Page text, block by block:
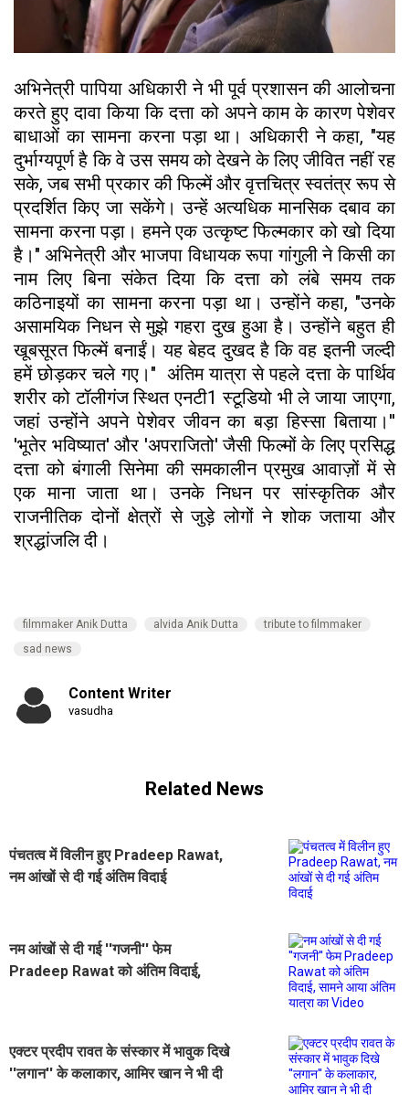
अभिनेत्री पापिया अधिकारी ने भी पूर्व प्रशासन की आलोचना
करते हुए दावा किया कि दत्ता को अपने काम के कारण पेशेवर
बाधाओं का सामना करना पड़ा था। अधिकारी ने कहा, "यह
दुर्भाग्यपूर्ण है कि वे उस समय को देखने के लिए जीवित नहीं रह
सके, जब सभी प्रकार की फिल्में और वृत्तचित्र स्वतंत्र रूप से
प्रदर्शित किए जा सकेंगे। उन्हें अत्यधिक मानसिक दबाव का
सामना करना पड़ा। हमने एक उत्कृष्ट फिल्मकार को खो दिया
है।" अभिनेत्री और भाजपा विधायक रूपा गांगुली ने किसी का
नाम लिए बिना संकेत दिया कि दत्ता को लंबे समय तक
कठिनाइयों का सामना करना पड़ा था। उन्होंने कहा, "उनके
असामयिक निधन से मुझे गहरा दुख हुआ है। उन्होंने बहुत ही
खूबसूरत फिल्में बनाईं। यह बेहद दुखद है कि वह इतनी जल्दी
हमें छोड़कर चले गए।" अंतिम यात्रा से पहले दत्ता के पार्थिव
शरीर को टॉलीगंज स्थित एनटी1 स्टूडियो भी ले जाया जाएगा,
जहां उन्होंने अपने पेशेवर जीवन का बड़ा हिस्सा बिताया।''
'भूतेर भविष्यात' और 'अपराजितो' जैसी फिल्मों के लिए प्रसिद्ध
दत्ता को बंगाली सिनेमा की समकालीन प्रमुख आवाज़ों में से
एक माना जाता था। उनके निधन पर सांस्कृतिक और
राजनीतिक दोनों क्षेत्रों से जुड़े लोगों ने शोक जताया और
श्रद्धांजलि दी।
filmmaker Anik Dutta alvida Anik Dutta
tribute to filmmaker
sad news
Content Writer
vasudha
Related News
पंचतत्व में विलीन हुए Pradeep Rawat,
नम आंखों से दी गई अंतिम विदाई
नम आंखों से दी गई ''गजनी'' फेम
Pradeep Rawat को अंतिम विदाई,
एक्टर प्रदीप रावत के संस्कार में भावुक दिखे
''लगान'' के कलाकार, आमिर खान ने भी दी